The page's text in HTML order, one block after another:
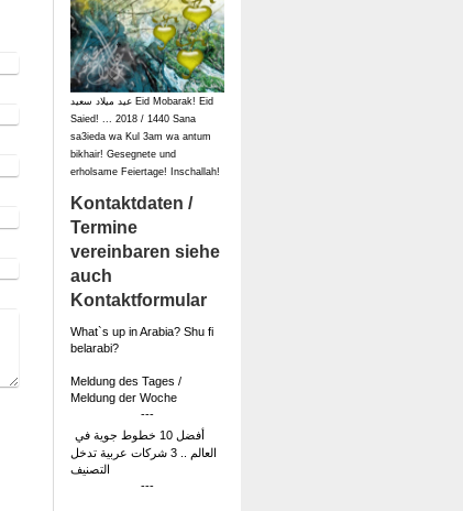
عيد ميلاد سعيد Eid Mobarak! Eid
Saied! ... 2018 / 1440 Sana
sa3ieda wa Kul 3am wa antum
bikhair! Gesegnete und
erholsame Feiertage! Inschallah!
Kontaktdaten /
Termine
vereinbaren siehe
auch
Kontaktformular
What`s up in Arabia? Shu fi
belarabi?
Meldung des Tages /
Meldung der Woche
---
أفضل 10 خطوط جوية في
العالم .. 3 شركات عربية تدخل
التصنيف
---